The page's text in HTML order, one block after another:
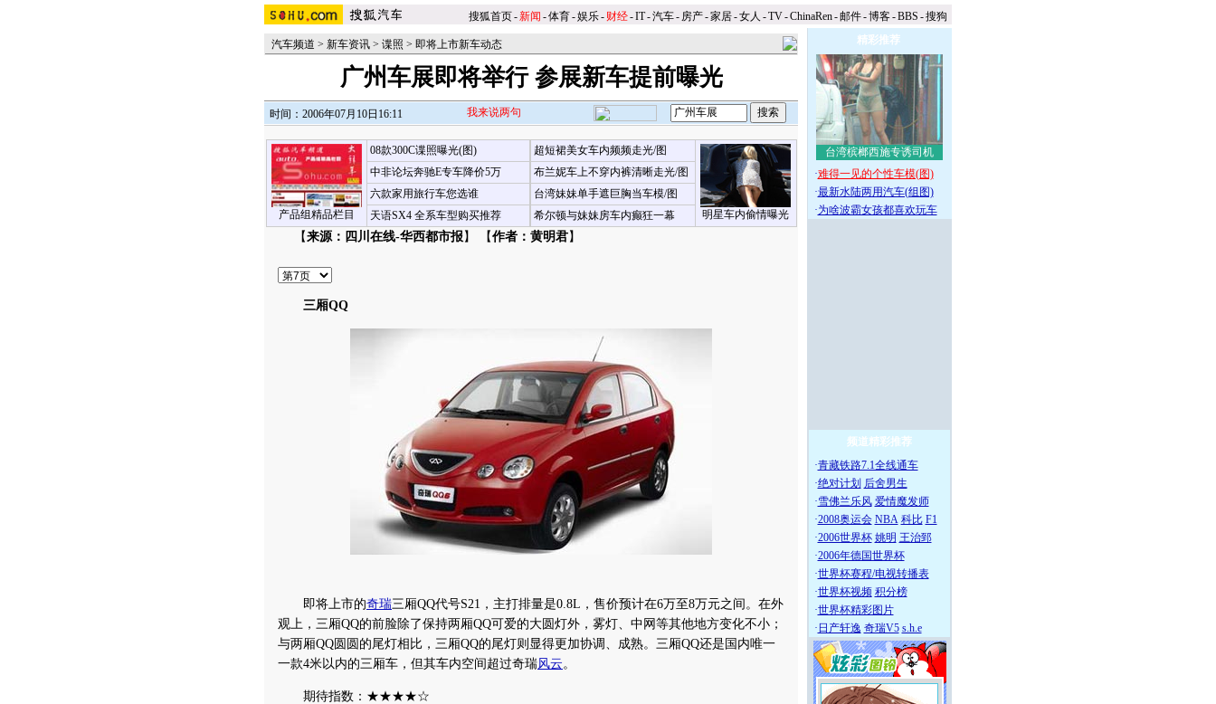
搜狐首页-新闻 -体育-娱乐- 财经-IT-汽车- 房产-家居-女人 -TV-ChinaRen-邮件-博客-BBS -搜狗
汽车频道 > 新车资讯 > 谍照 > 即将上市新车动态
广州车展即将举行 参展新车提前曝光
时间：2006年07月10日16:11 我来说两句
产品组精品栏目
08款300C谍照曝光(图)
中非论坛奔驰E专车降价5万
六款家用旅行车您选谁
天语SX4 全系车型购买推荐
超短裙美女车内频频走光/图
明星车内偷情曝光
布兰妮车上不穿内裤清晰走光/图
台湾妹妹单手遮巨胸当车模/图
希尔顿与妹妹房车内癫狂一幕
【来源：四川在线-华西都市报】 【作者：黄明君】
三厢QQ
即将上市的奇瑞三厢QQ代号S21，主打排量是0.8L，售价预计在6万至8万元之间。在外
观上，三厢QQ的前脸除了保持两厢QQ可爱的大圆灯外，雾灯、中网等其他地方变化不小；
与两厢QQ圆圆的尾灯相比，三厢QQ的尾灯则显得更加协调、成熟。三厢QQ还是国内唯一
一款4米以内的三厢车，但其车内空间超过奇瑞风云。
期待指数：★★★★☆
精彩推荐
台湾槟榔西施专诱司机
·难得一见的个性车模(图)
·最新水陆两用汽车(组图)
·为啥波霸女孩都喜欢玩车
频道精彩推荐
·青藏铁路7.1全线通车
·绝对计划 后舍男生
·雪佛兰乐风 爱情魔发师
·2008奥运会 NBA 科比 F1
·2006世界杯 姚明 王治郅
·2006年德国世界杯
·世界杯赛程/电视转播表
·世界杯视频 积分榜
·世界杯精彩图片
· 日产轩逸 奇瑞V5 s.h.e